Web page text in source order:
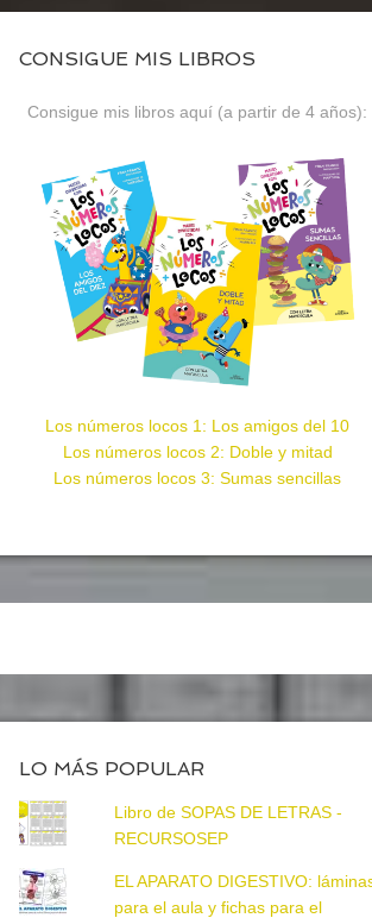
CONSIGUE MIS LIBROS
Consigue mis libros aquí (a partir de 4 años):
Los números locos 1: Los amigos del 10
Los números locos 2: Doble y mitad
Los números locos 3: Sumas sencillas
LO MÁS POPULAR
Libro de SOPAS DE LETRAS -
RECURSOSEP
EL APARATO DIGESTIVO:
para el aula y fichas para el